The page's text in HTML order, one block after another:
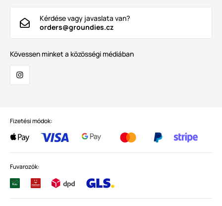
Kérdése vagy javaslata van?
orders@groundies.cz
Kövessen minket a közösségi médiában
Fizetési módok:
Fuvarozók: